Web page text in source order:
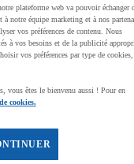
plateforme web va pouvoir échanger
notre équipe marketing et à nos
vos préférences de contenu. Nous
à vos besoins et de la publicité
vos préférences par type de cookies,
vous êtes le bienvenu aussi ! Pour en
cookies.